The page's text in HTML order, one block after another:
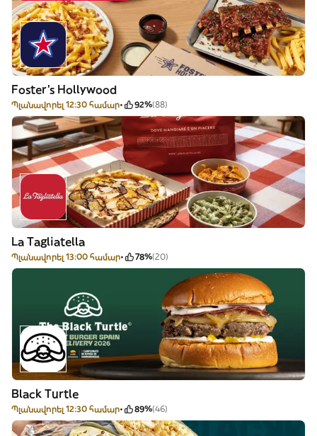
Foster's Hollywood
Պլանավորել 12:30 համար 92%(88)
La Tagliatella
Պլանավորել 13:00 համար 78%(20)
Black Turtle
Պլանավորել 12:30 համար 89%(46)